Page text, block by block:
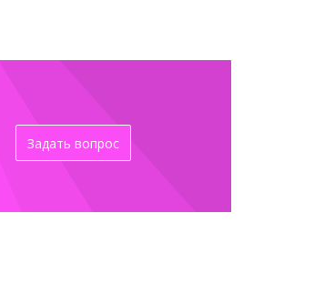
Задать вопрос